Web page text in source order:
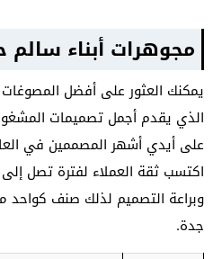
مجوهرات أبناء
يمكنك العثور على أفضل
الذي يقدم أجمل تصميمات
على أيدي أشهر المصممين في
وبراعة التصميم لذلك صنف
جدة.